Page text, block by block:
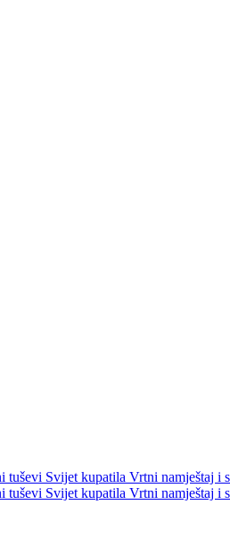
tuševi Svijet kupatila Vrtni namještaj i
tuševi Svijet kupatila Vrtni namještaj i